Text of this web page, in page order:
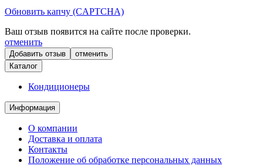
Обновить капчу (CAPTCHA)
Ваш отзыв появится на сайте после проверки.
отменить
отменить
Каталог
Кондиционеры
Информация
О компании
Доставка и оплата
Контакты
Положение об обработке персональных данных